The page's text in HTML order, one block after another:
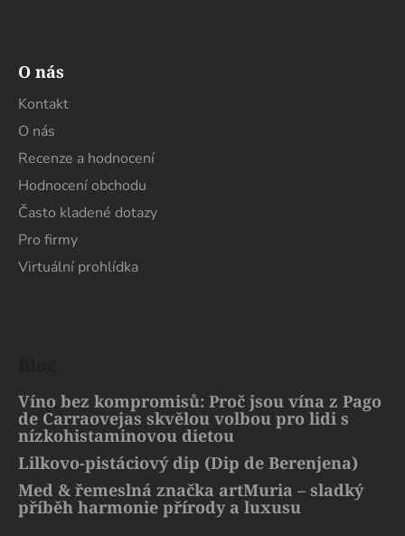
O nás
Kontakt
O nás
Recenze a hodnocení
Hodnocení obchodu
Často kladené dotazy
Pro firmy
Virtuální prohlídka
Víno bez kompromisů: Proč jsou vína z Pago
de Carraovejas skvělou volbou pro lidi s
nízkohistaminovou dietou
Lilkovo-pistáciový dip (Dip de Berenjena)
Med & řemeslná značka artMuria – sladký
příběh harmonie přírody a luxusu